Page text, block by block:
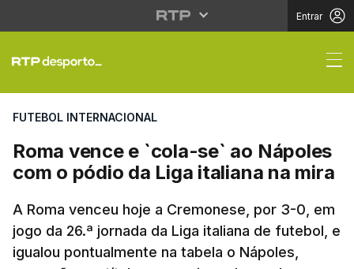
Entrar
Roma vence e `cola-
FUTEBOL INTERNACIONAL
Roma vence e `cola-se` ao Nápoles
com o pódio da Liga italiana na mira
A Roma venceu hoje a Cremonese, por 3-0, em
jogo da 26.ª jornada da Liga italiana de futebol, e
igualou pontualmente na tabela o Nápoles,